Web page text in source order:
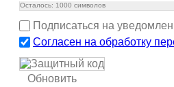
Осталось: 1000 символов
Подписаться на
Согласен на обработку
Обновить